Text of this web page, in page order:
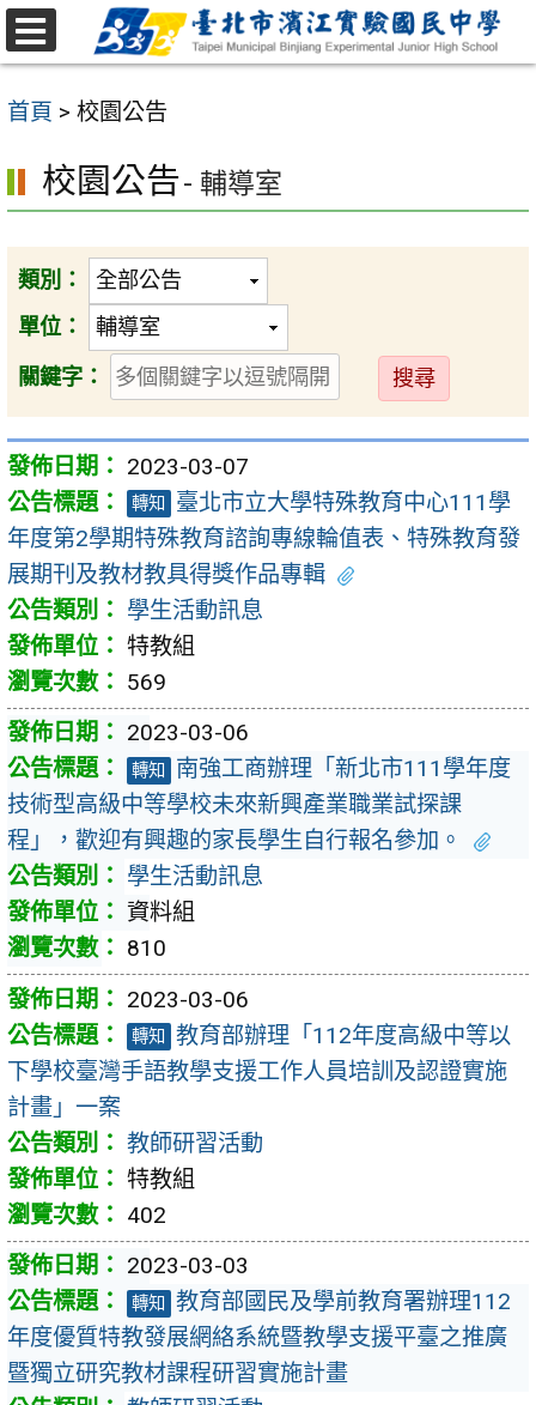
跳
至
要
容
首頁 > 校園公告
校園公告- 輔導室
類別：
單位：
關鍵字：
送
出
2023-03-07
轉知
臺北市立大學特殊教育中心111學
年度第2學期特殊教育諮詢專線輪值表、特殊教育發
展期刊及教材教具得獎作品專輯
學生活動訊息
特教組
569
2023-03-06
轉知
南強工商辦理「新北市111學年度
技術型高級中等學校未來新興產業職業試探課
程」，歡迎有興趣的家長學生自行報名參加。
學生活動訊息
資料組
810
2023-03-06
轉知
教育部辦理「112年度高級中等以
下學校臺灣手語教學支援工作人員培訓及認證實施
計畫」一案
教師研習活動
特教組
402
2023-03-03
轉知
教育部國民及學前教育署辦理112
年度優質特教發展網絡系統暨教學支援平臺之推廣
暨獨立研究教材課程研習實施計畫
選
單